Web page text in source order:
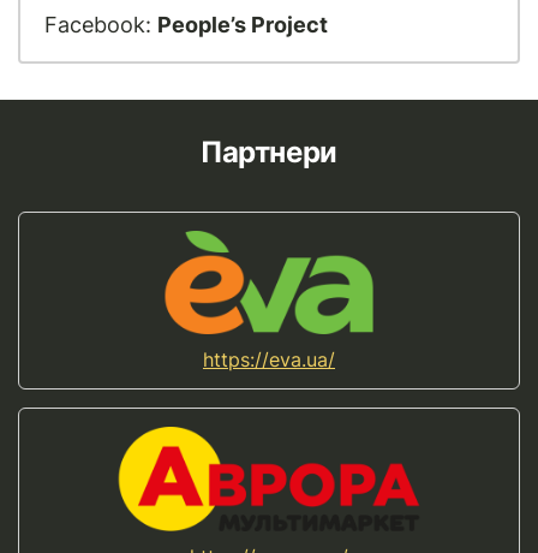
Facebook: People’s Project
Партнери
https://eva.ua/